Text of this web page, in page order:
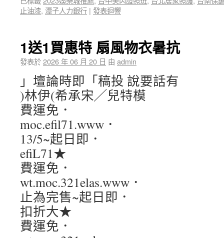
止油漆, 潭子人力銀行 | 發表迴響
1送1買惠特 扇風物衣暑抗
發表於2026 年 06 月 20 日 由 admin
」壇論時即「稿投 說要話有
)林伊(希承宋╱兒特模
費運免．
moc.efil71.www．
13/5~起日即．
efiL71★
費運免．
wt.moc.321elas.www．
止為完售~起日即．
扣折大★
費運免．